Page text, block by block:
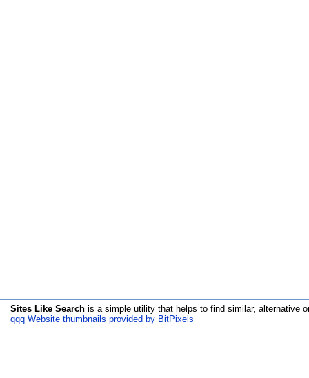
Sites Like Search is a simple utility that helps to find similar, alternative
qqq Website thumbnails provided by BitPixels